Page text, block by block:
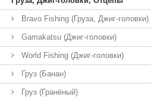
Bravo Fishing (Груза, Джиг-головки)
Gamakatsu (Джиг-головки)
World Fishing (Джиг-головки)
Груз (Банан)
Груз (Гранёный)